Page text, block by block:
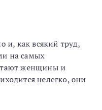
и, как всякий труд,
на самых
женщины и
нелегко, они